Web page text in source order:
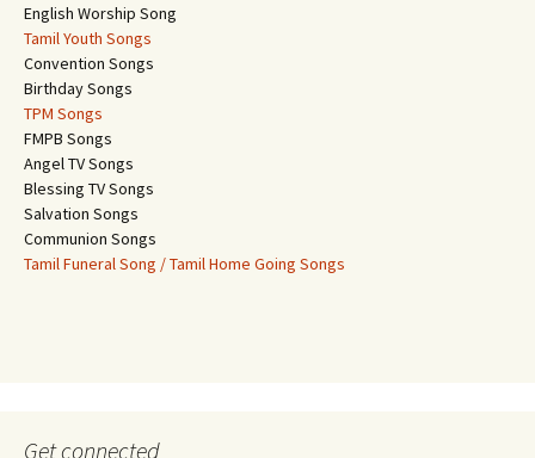
English Worship Song
Tamil Youth Songs
Convention Songs
Birthday Songs
TPM Songs
FMPB Songs
Angel TV Songs
Blessing TV Songs
Salvation Songs
Communion Songs
Tamil Funeral Song / Tamil Home Going Songs
Get connected